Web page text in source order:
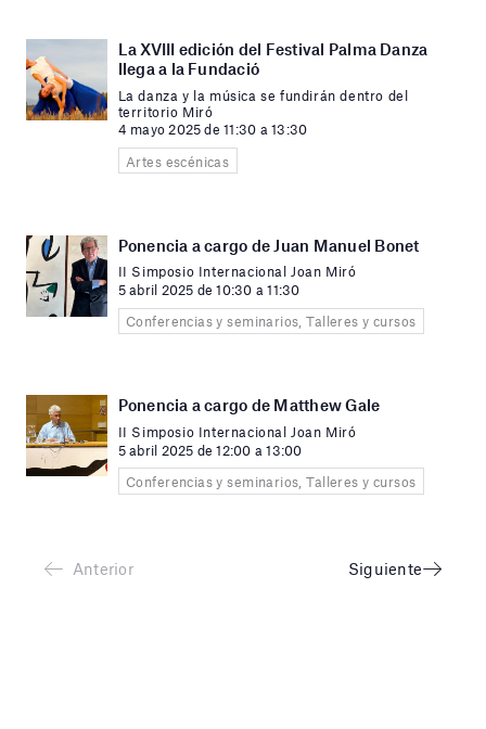
La XVIII edición del Festival Palma Danza
llega a la Fundació
La danza y la música se fundirán dentro del
territorio Miró
4 mayo 2025 de 11:30 a 13:30
Artes escénicas
Ponencia a cargo de Juan Manuel Bonet
II Simposio Internacional Joan Miró
5 abril 2025 de 10:30 a 11:30
Conferencias y seminarios, Talleres y cursos
Ponencia a cargo de Matthew Gale
II Simposio Internacional Joan Miró
5 abril 2025 de 12:00 a 13:00
Conferencias y seminarios, Talleres y cursos
Anterior Siguiente